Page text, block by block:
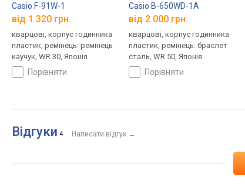
Casio F-91W-1
від 1 320 грн.
кварцові, корпус годинника
пластик, ремінець: ремінець
каучук, WR 30, Японія
порівняти
Casio B-650WD-1A
від 2 000 грн.
кварцові, корпус годинника
пластик, ремінець: браслет
сталь, WR 50, Японія
порівняти
Відгуки 4 Написати відгук →